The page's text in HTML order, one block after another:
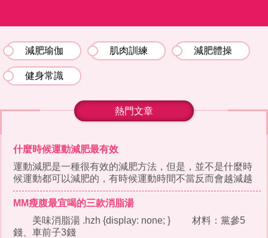
減肥瑜伽 肌肉訓練 減肥體操
健身常識
熱門文章
什麼時候運動減肥最有效
運動減肥是一種很有效的減肥方法，但是，並不是什麼時
候運動都可以減肥的，有時候運動時間不當反而會越減越
肥，那麼，什麼時候運
MM瘦腹最宜喝的三款消脂湯
美味消脂湯 .hzh {display: none; } 材料：黨參5
錢、車前子3錢